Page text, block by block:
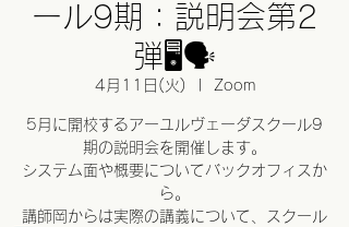
ール9期：説明会第2
弾🖥🗣
4月11日(火) Zoom
5月に開校するアーユルヴェーダスクール9
期の説明会を開催します。
システム面や概要についてバックオフィスか
ら。
講師岡からは実際の講義について、スクール